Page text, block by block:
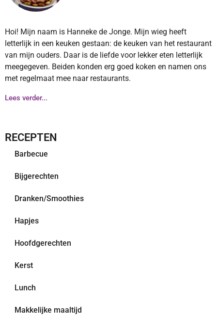
Hoi! Mijn naam is Hanneke de Jonge. Mijn wieg heeft
letterlijk in een keuken gestaan: de keuken van het restaurant
van mijn ouders. Daar is de liefde voor lekker eten letterlijk
meegegeven. Beiden konden erg goed koken en namen ons
met regelmaat mee naar restaurants.
Lees verder...
RECEPTEN
Barbecue
Bijgerechten
Dranken/Smoothies
Hapjes
Hoofdgerechten
Kerst
Lunch
Makkelijke maaltijd